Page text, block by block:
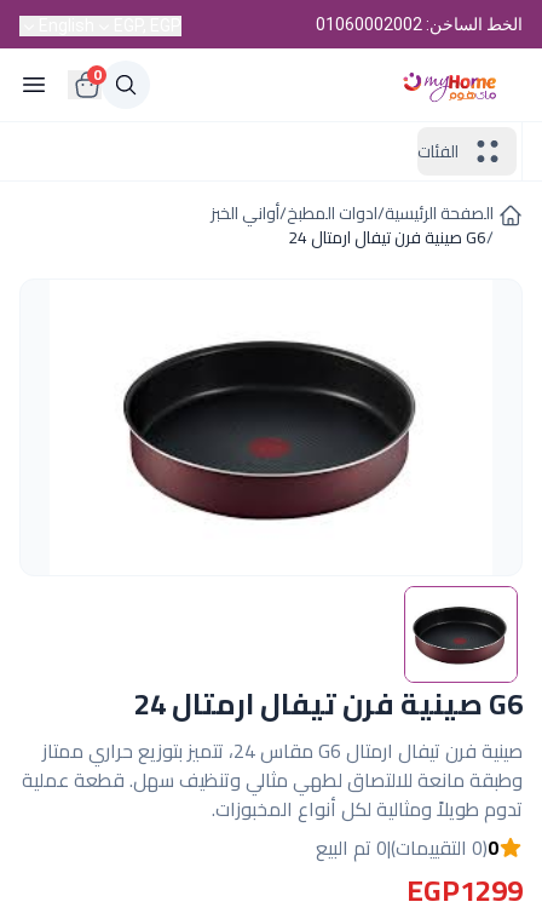
الخط الساخن: 01060002002
0
الفئات
الصفحة الرئيسية/ادوات المطبخ/أواني الخبز
/G6 صينية فرن تيفال ارمتال 24
G6 صينية فرن تيفال ارمتال 24
صينية فرن تيفال ارمتال G6 مقاس 24، تتميز بتوزيع حراري ممتاز
وطبقة مانعة للالتصاق لطهي مثالي وتنظيف سهل. قطعة عملية
تدوم طويلاً ومثالية لكل أنواع المخبوزات.
0(0 التقييمات) |0 تم البيع
EGP1299